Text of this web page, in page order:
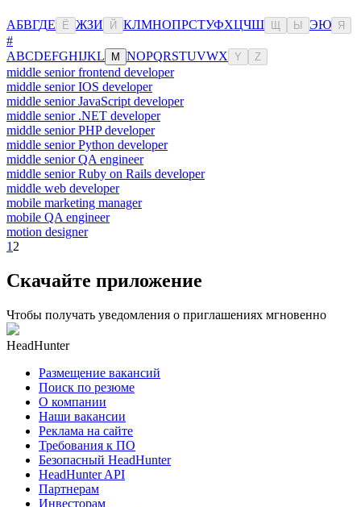
АБВГДЕ Ё ЖЗИ Й КЛМНОПРСТУФХЦЧШ Ы ЭЮ Я
#
ABCDEFGHIJKL M NOPQRSTUVWX Y Z
middle senior frontend developer
middle senior IOS developer
middle senior JavaScript developer
middle senior .NET developer
middle senior PHP developer
middle senior Python developer
middle senior QA engineer
middle senior Ruby on Rails developer
middle web developer
mobile marketing manager
mobile QA engineer
motion designer
1 2
Скачайте приложение
Чтобы получать уведомления о приглашениях мгновенно
HeadHunter
Размещение вакансий
Поиск по резюме
О компании
Наши вакансии
Реклама на сайте
Требования к ПО
Безопасный HeadHunter
HeadHunter API
Партнерам
Инвесторам